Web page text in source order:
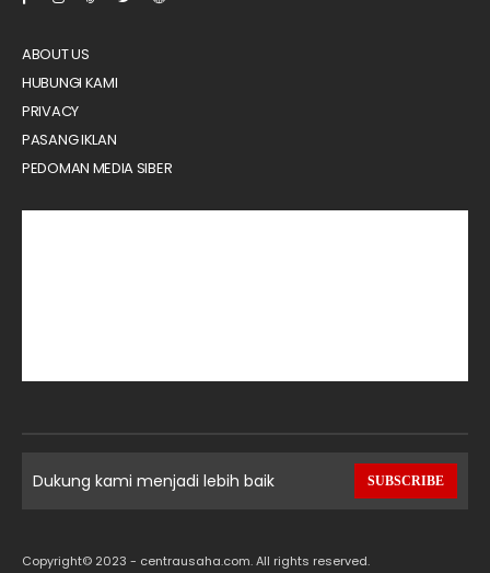
ABOUT US
HUBUNGI KAMI
PRIVACY
PASANG IKLAN
PEDOMAN MEDIA SIBER
Dukung kami menjadi lebih baik SUBSCRIBE
Copyright© 2023 - centrausaha.com. All rights reserved.